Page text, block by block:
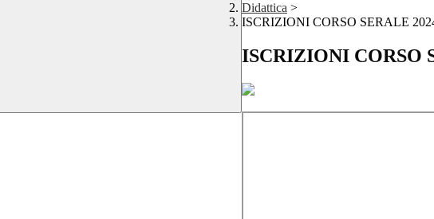
Didattica >
ISCRIZIONI CORSO SERALE
ISCRIZIONI CORSO